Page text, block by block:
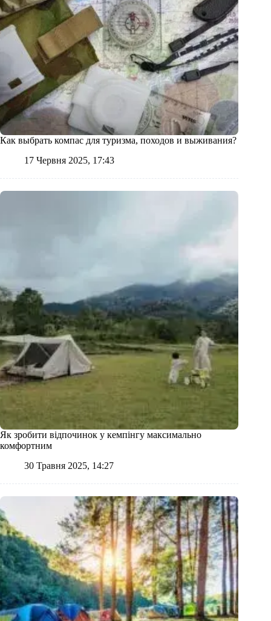
Как выбрать компас для туризма, походов и выживания?
17 Червня 2025, 17:43
Як зробити відпочинок у кемпінгу максимально
комфортним
30 Травня 2025, 14:27